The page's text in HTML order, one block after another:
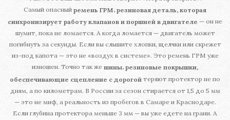
Самый опасный ремень ГРМ, резиновая деталь, которая
синхронизирует работу клапанов и поршней в двигателе — он не
шумит, пока не ломается. А когда ломается — двигатель может
погибнуть за секунды. Если вы слышите хлопки, щелчки или скрежет
из-под капота — это не «воздух в системе». Это ремень ГРМ уже
изношен. Точно так же шины, резиновые покрышки,
обеспечивающие сцепление с дорогой теряют протектор не по
дням, а по километрам. В России за сезон стирается от 1,5 до 5 мм
— это не миф, а реальность из пробегов в Самаре и Краснодаре.
Если глубина протектора меньше 3 мм — вы уже едете на грани. А